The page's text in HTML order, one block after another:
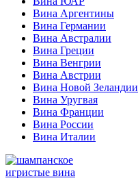
Вина Аргентины
Вина Германии
Вина Австралии
Вина Греции
Вина Венгрии
Вина Австрии
Вина Новой Зеландии
Вина Уругвая
Вина Франции
Вина России
Вина Италии
игристые вина